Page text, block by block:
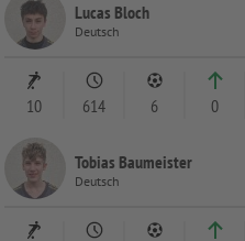
Lucas Bloch
Deutsch
10 614 6 0
Tobias Baumeister
Deutsch